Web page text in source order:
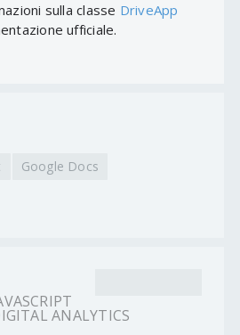
sulla classe DriveApp
ufficiale.
Google Docs
ANALYTICS